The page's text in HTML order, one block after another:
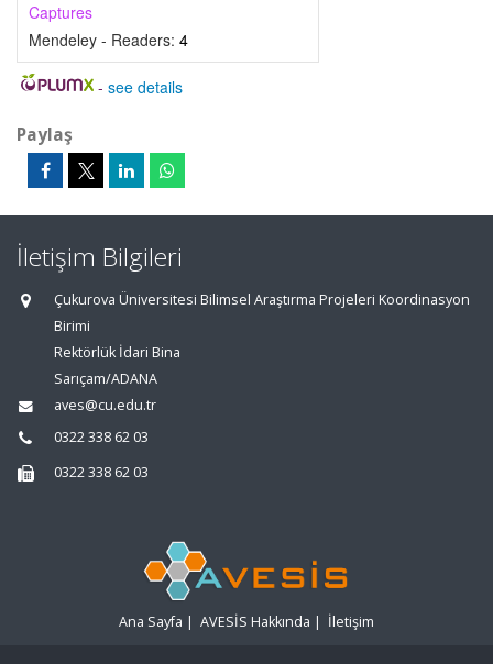
Captures
Mendeley - Readers: 4
- see details
Paylaş
İletişim Bilgileri
Çukurova Üniversitesi Bilimsel Araştırma Projeleri Koordinasyon
Birimi
Rektörlük İdari Bina
Sarıçam/ADANA
aves@cu.edu.tr
0322 338 62 03
0322 338 62 03
Ana Sayfa | AVESİS Hakkında | İletişim